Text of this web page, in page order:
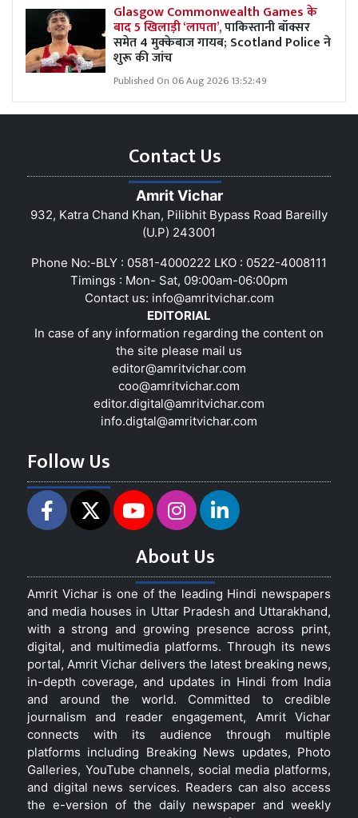
Glasgow Commonwealth Games के
बाद 5 खिलाड़ी ‘लापता’,पाकिस्तानी बॉक्सर
समेत 4 मुक्केबाज गायब; Scotland Police ने
शुरू की जांच
Published On 06 Aug 2026 13:52:49
Contact Us
Amrit Vichar
932, Katra Chand Khan, Pilibhit Bypass Road Bareilly
(U.P) 243001
Phone No:-BLY : 0581-4000222 LKO : 0522-4008111
Timings : Mon- Sat, 09:00am-06:00pm
Contact us: info@amritvichar.com
EDITORIAL
In case of any information regarding the content on
the site please mail us
editor@amritvichar.com
coo@amritvichar.com
editor.digital@amritvichar.com
info.digtal@amritvichar.com
Follow Us
About Us
Amrit Vichar is one of the leading Hindi newspapers
and media houses in Uttar Pradesh and Uttarakhand,
with a strong and growing presence across print,
digital, and multimedia platforms. Through its news
portal, Amrit Vichar delivers the latest breaking news,
in-depth coverage, and updates in Hindi from India
and around the world. Committed to credible
journalism and reader engagement, Amrit Vichar
connects with its audience through multiple
platforms including Breaking News updates, Photo
Galleries, YouTube channels, social media platforms,
and digital news services. Readers can also access
the e-version of the daily newspaper and weekly